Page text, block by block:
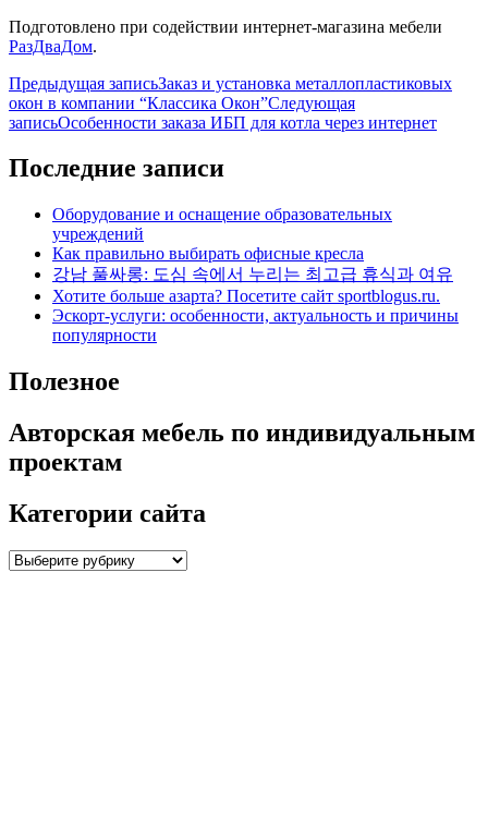
Подготовлено при содействии интернет-магазина мебели
РазДваДом.
Навигация
по
Предыдущая записьЗаказ и установка металлопластиковых
окон в компании “Классика Окон”Следующая
записьОсобенности заказа ИБП для котла через интернет
Последние записи
Оборудование и оснащение образовательных
учреждений
Как правильно выбирать офисные кресла
강남 풀싸롱: 도심 속에서 누리는 최고급 휴식과 여유
Хотите больше азарта? Посетите сайт sportblogus.ru.
Эскорт-услуги: особенности, актуальность и причины
популярности
Полезное
Авторская мебель по индивидуальным
проектам
Категории сайта
Категории